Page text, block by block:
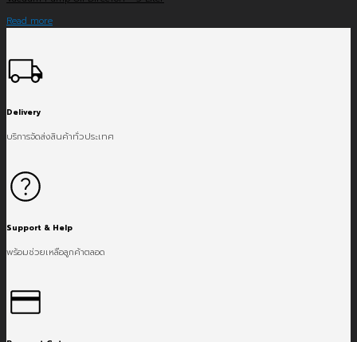
Read more
Delivery
บริการจัดส่งสินค้าทั่วประเทศ
Support & Help
พร้อมช่วยเหลือลูกค้าตลอด